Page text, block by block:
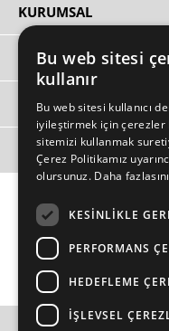
KURUMSAL
HIZLI ERIŞIM
ÜYE
MÜŞTERİ HİZMETLERİ
Bu web sitesi
kullanır
Bu web sitesi kullanıcı
iyileştirmek için çerezler
sitemizi kullanmak
Çerez Politikamız
olursunuz. Daha
KESINLIKLE
PERFORMANS
HEDEFLEME
İŞLEVSEL